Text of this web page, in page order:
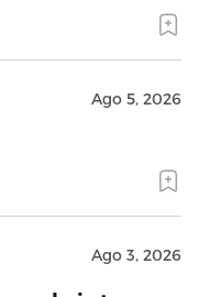
Ago 5, 2026
Ago 3, 2026